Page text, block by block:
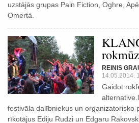
uzstājās grupas Pain Fiction, Oghre,
Omertà.
REINIS
14.05.2014.
Gaidot
festivāla dalībniekus un organizatorisko
rīkotājus Ediju Rudzi un Edgaru